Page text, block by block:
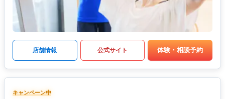
店舗情報 公式サイト 体験・相談予約
キャンペーン中